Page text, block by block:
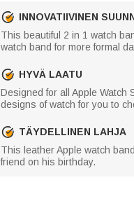
INNOVATIIVINEN
This beautiful 2 in 1 watch
watch band for more formal
HYVÄ LAATU
Designed for all Apple Watch
designs of watch for you to
TÄYDELLINEN LAHJA
This leather Apple watch
friend on his birthday.